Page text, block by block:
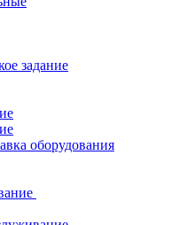
задание
оборудования